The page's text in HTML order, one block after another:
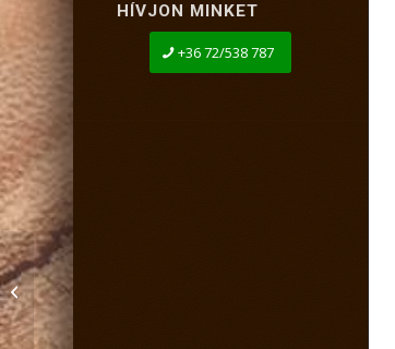
HÍVJON MINKET
+36 72/538 787
A hangszigetelés miért
fontos tényező a
beltéri ajtóknál?